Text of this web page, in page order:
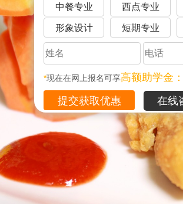
中餐专业 西点专业
形象设计 短期专业
*现在在网上报名可享高额助学金
在线